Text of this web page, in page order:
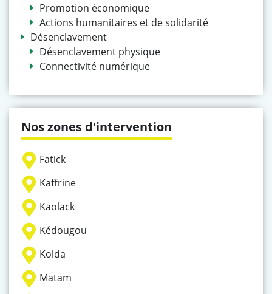
Promotion économique
Actions humanitaires et de solidarité
Désenclavement
Désenclavement physique
Connectivité numérique
Nos zones d'intervention
Fatick
Kaffrine
Kaolack
Kédougou
Kolda
Matam